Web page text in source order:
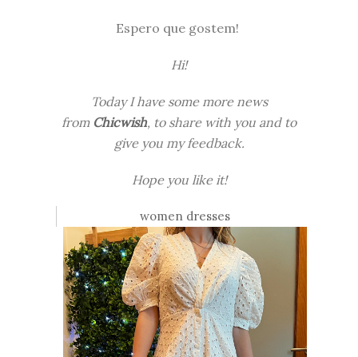
Espero que gostem!
Hi!
Today I have some more news
from Chicwish, to share with you and to
give you my feedback.
Hope you like it!
women dresses